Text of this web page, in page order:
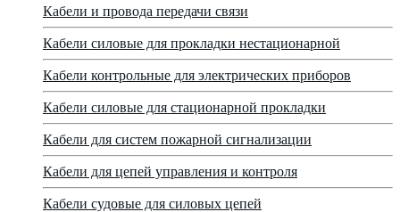
Кабели и провода передачи связи
Кабели силовые для прокладки нестационарной
Кабели контрольные для электрических приборов
Кабели силовые для стационарной прокладки
Кабели для систем пожарной сигнализации
Кабели для цепей управления и контроля
Кабели судовые для силовых цепей